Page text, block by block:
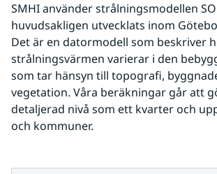
SMHI använder strålningsmodellen
huvudsakligen utvecklats inom
Det är en datormodell som beskriver
strålningsvärmen varierar i den
som tar hänsyn till topografi,
vegetation. Våra beräkningar går att
detaljerad nivå som ett kvarter och
och kommuner.